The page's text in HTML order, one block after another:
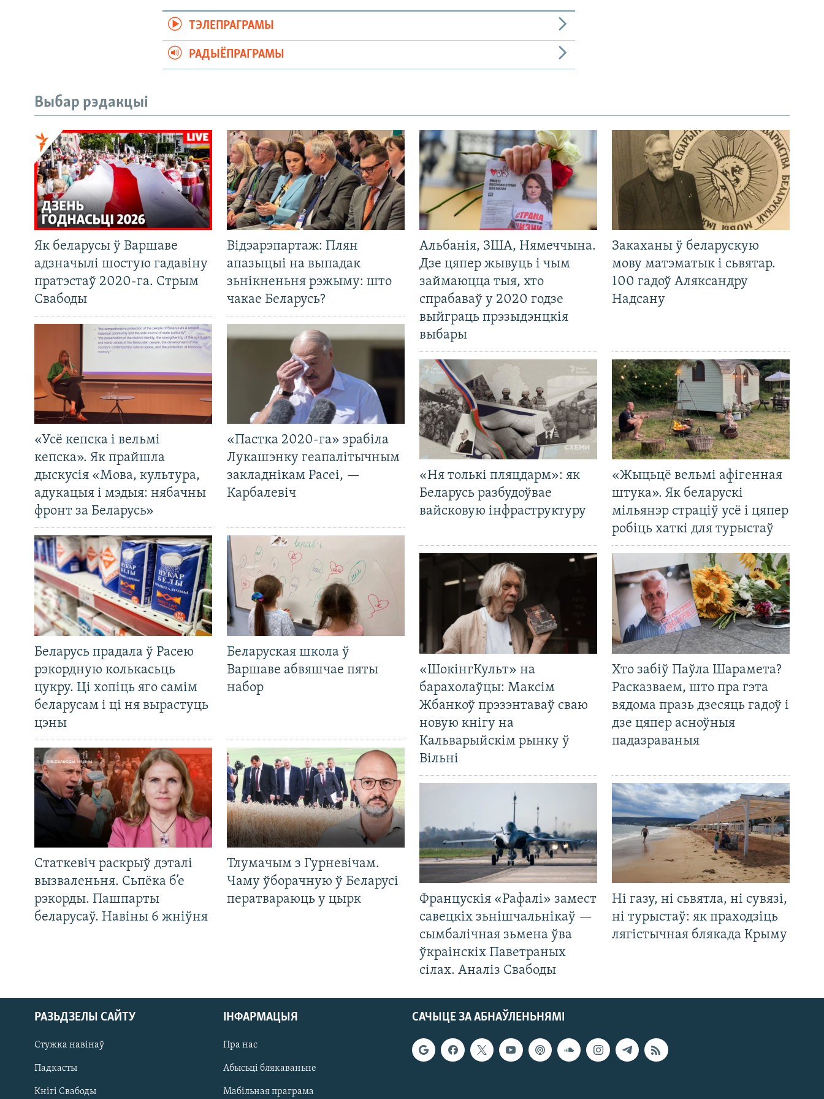
ТЭЛЕПРАГРАМЫ
РАДЫЁПРАГРАМЫ
Выбар рэдакцыі
Як беларусы ў Варшаве
адзначылі шостую гадавіну
пратэстаў 2020-га. Стрым
Свабоды
Відэарэпартаж: Плян
апазыцыі на выпадак
зьнікненьня рэжыму: што
чакае Беларусь?
«Усё кепска і вельмі
кепска». Як прайшла
дыскусія «Мова, культура,
адукацыя і мэдыя: нябачны
фронт за Беларусь»
«Пастка 2020-га» зрабіла
Лукашэнку геапалітычным
закладнікам Расеі, —
Карбалевіч
Беларусь прадала ў Расею
рэкордную колькасьць
цукру. Ці хопіць яго самім
беларусам і ці ня вырастуць
цэны
Беларуская школа ў
Варшаве абвяшчае пяты
набор
Статкевіч раскрыў дэталі
вызваленьня. Сьпёка б’е
рэкорды. Пашпарты
беларусаў. Навіны 6 жніўня
Тлумачым з Гурневічам.
Чаму ўборачную ў Беларусі
ператвараюць у цырк
Альбанія, ЗША, Нямеччына.
Дзе цяпер жывуць і чым
займаюцца тыя, хто
спрабаваў у 2020 годзе
выйграць прэзыдэнцкія
выбары
Закаханы ў беларускую
мову матэматык і сьвятар.
100 гадоў Аляксандру
Надсану
«Ня толькі пляцдарм»: як
Беларусь разбудоўвае
вайсковую інфраструктуру
«Жыцьцё вельмі афігенная
штука». Як беларускі
мільянэр страціў усё і цяпер
робіць хаткі для турыстаў
«ШокінгКульт» на
барахолаўцы: Максім
Жбанкоў прэзэнтаваў сваю
новую кнігу на
Кальварыйскім рынку ў
Вільні
Хто забіў Паўла Шарамета?
Расказваем, што пра гэта
вядома празь дзесяць гадоў і
дзе цяпер асноўныя
падазраваныя
Францускія «Рафалі» замест
савецкіх зьнішчальнікаў —
сымбалічная зьмена ўва
ўкраінскіх Паветраных
сілах. Аналіз Свабоды
Ні газу, ні сьвятла, ні сувязі,
ні турыстаў: як праходзіць
лягістычная блякада Крыму
САЧЫЦЕ ЗА АБНАЎЛЕНЬНЯМІ
РАЗЬДЗЕЛЫ САЙТУ
Стужка навінаў
Падкасты
Кнігі Свабоды
ІНФАРМАЦЫЯ
Пра нас
Абысьці блякаваньне
Мабільная праграма